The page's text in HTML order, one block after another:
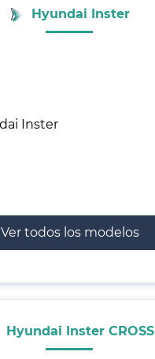
Hyundai Inster
Ver todos los modelos
Hyundai Inster CROSS